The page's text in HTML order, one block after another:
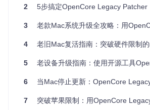
OCLP采用先进的内存补丁技术，所有系
的方法确保了系统的安全性和可恢复性，
OCLP主界面展示了四大核心功能模块：
ac升级提供一站式解决方案
2.2 跨版本支持：从Big Sur到Sequoia
2 5步搞定OpenCore Legacy Patcher：让老旧Mac
3 老款Mac系统升级全攻略：用OpenCore Legacy
4 老旧Mac复活指南：突破硬件限制的
5 老设备升级指南：使用开源工具OpenCore Legacy
6 当Mac停止更新：OpenCore Legacy Patcher
7 突破苹果限制：用OpenCore Legacy Patcher